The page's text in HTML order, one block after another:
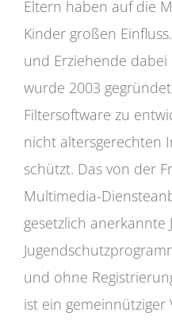
Eltern haben auf die
Kinder großen
und Erziehende dabei
wurde 2003
Filtersoftware zu
nicht altersgerechten
schützt. Das von der
Multimedia-
gesetzlich anerkannte
und ohne
ist ein